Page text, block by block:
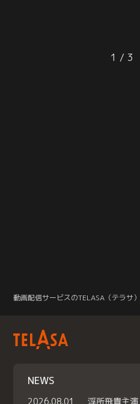
怪我の治療のため任務につけないリ
ーの代わりにナルトを加えた三人一
1
動画配信サービスのTELASA（テラサ）
NEWS
2026.08.01